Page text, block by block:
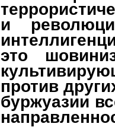
и
это
против
буржуазии